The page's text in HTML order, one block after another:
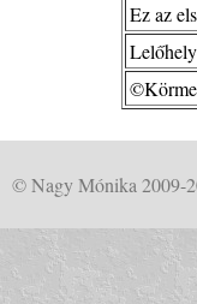
Ez az
© Nagy Mónika 2009-